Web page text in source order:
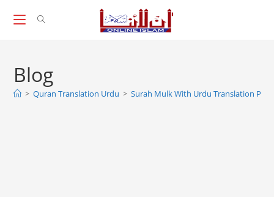
Blog
> Quran Translation Urdu > Surah Mulk With Urdu Translation PDF